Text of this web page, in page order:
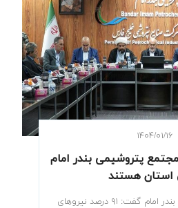
۱۴۰۴/۰۱/۱۶
مجتمع پتروشیمی بندر امام
استان هستند
مدیرعامل پتروشیمی بندر امام گفت: ۹۱ درصد نیروهای